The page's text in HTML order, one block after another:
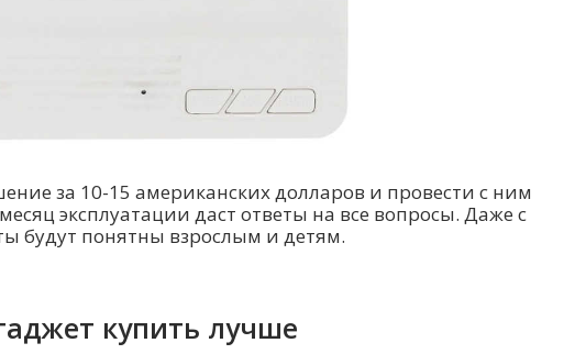
за 10-15 американских долларов и провести с ним
эксплуатации даст ответы на все вопросы. Даже с
будут понятны взрослым и детям.
купить лучше